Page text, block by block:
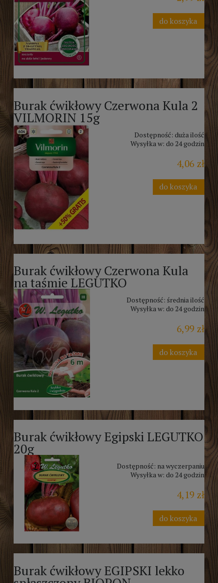
do koszyka
Burak ćwikłowy Czerwona Kula 2
VILMORIN 15g
Dostępność: duża ilość
Wysyłka w: do 24 godzin
4,06 zł
do koszyka
Burak ćwikłowy Czerwona Kula
na taśmie LEGUTKO
Dostępność: średnia ilość
Wysyłka w: do 24 godzin
6,99 zł
do koszyka
Burak ćwikłowy Egipski LEGUTKO
20g
Dostępność: na wyczerpaniu
Wysyłka w: do 24 godzin
4,19 zł
do koszyka
Burak ćwikłowy EGIPSKI lekko